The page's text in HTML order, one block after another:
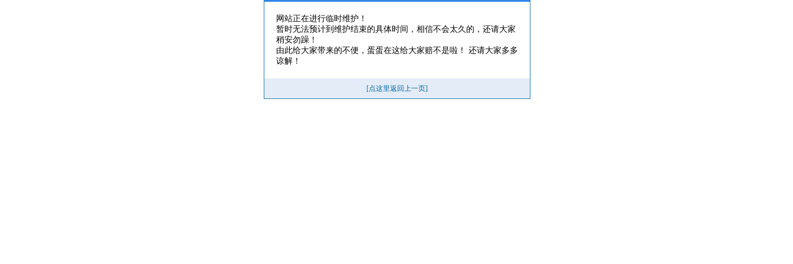
网站正在进行临时维护！
暂时无法预计到维护结束的具体时间，相信不会太久的，还请大家
稍安勿躁！
由此给大家带来的不便，蛋蛋在这给大家赔不是啦！ 还请大家多多
谅解！
[点这里返回上一页]